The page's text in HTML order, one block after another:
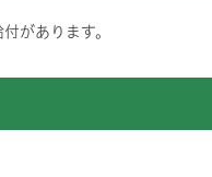
があります。